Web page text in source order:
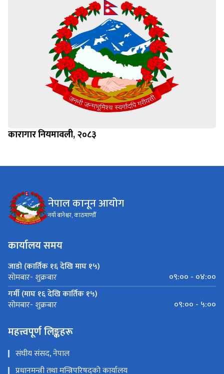
कारागार नियमावली, २०८३
नेपाल कानून आयोग
नयाँ बानेश्वर, काठमाण्डौँ
कार्यालय समय
जाडो (कार्तिक १६ देखि माघ १५)
सोमबार- शुक्रबार
०९:०० - ०४:००
गर्मी (माघ १६ देखि कार्तिक १५)
सोमबार- शुक्रबार ०९:०० - ५:००
महत्त्वपूर्ण लिङ्कहरू
संघीय संसद, नेपाल
प्रधानमन्त्री तथा मन्त्रिपरिषद्को कार्यालय